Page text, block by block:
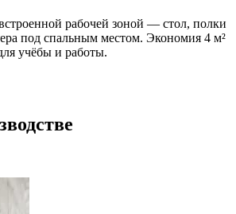
рабочей зоной — стол, полки
под спальным местом. Экономия 4 м²
учёбы и работы.